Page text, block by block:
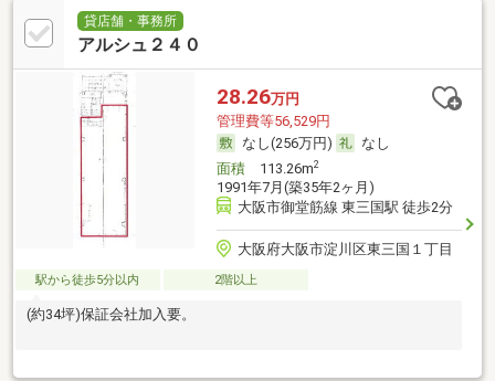
貸店舗・事務所
アルシュ２４０
28.26万円
管理費等56,529円
なし(256万円)
なし
面積113.26m2
1991年7月(築35年2ヶ月)
大阪市御堂筋線 東三国駅 徒歩2分
大阪府大阪市淀川区東三国１丁目
駅から徒歩5分以内 2階以上
(約34坪)保証会社加入要。